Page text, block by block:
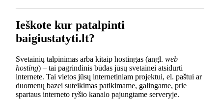
Ieškote kur patalpinti
baigiustatyti.lt?
Svetainių talpinimas arba kitaip hostingas (angl. web
hosting) – tai pagrindinis būdas jūsų svetainei atsidurti
internete. Tai vietos jūsų internetiniam projektui, el. paštui ar
duomenų bazei suteikimas patikimame, galingame, prie
spartaus interneto ryšio kanalo pajungtame serveryje.